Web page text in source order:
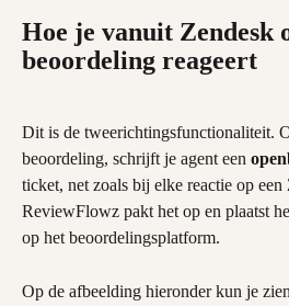
Hoe je vanuit Zendesk
beoordeling reageert
Dit is de tweerichtingsfunctionaliteit.
beoordeling, schrijft je agent een
ticket, net zoals bij elke reactie op een
ReviewFlowz pakt het op en plaatst
op het beoordelingsplatform.
Op de afbeelding hieronder kun je